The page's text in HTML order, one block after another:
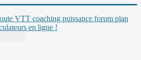
VTT coaching puissance forum plan
en ligne !